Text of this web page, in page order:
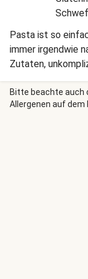
Pasta ist so
immer irgendwie
Zutaten,
heute
Bitte beachte auch
Allergenen auf